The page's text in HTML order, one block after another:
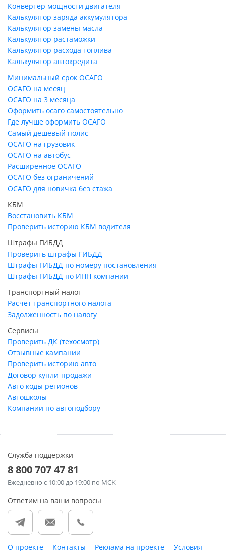
Конвертер мощности двигателя
Калькулятор заряда аккумулятора
Калькулятор замены масла
Калькулятор растаможки
Калькулятор расхода топлива
Калькулятор автокредита
Минимальный срок ОСАГО
ОСАГО на месяц
ОСАГО на 3 месяца
Оформить осаго самостоятельно
Где лучше оформить ОСАГО
Самый дешевый полис
ОСАГО на грузовик
ОСАГО на автобус
Расширенное ОСАГО
ОСАГО без ограничений
ОСАГО для новичка без стажа
КБМ
Восстановить КБМ
Проверить историю КБМ водителя
Штрафы ГИБДД
Проверить штрафы ГИБДД
Штрафы ГИБДД по номеру постановления
Штрафы ГИБДД по ИНН компании
Транспортный налог
Расчет транспортного налога
Задолженность по налогу
Сервисы
Проверить ДК (техосмотр)
Отзывные кампании
Проверить историю авто
Договор купли-продажи
Авто коды регионов
Автошколы
Компании по автоподбору
Служба поддержки
8 800 707 47 81
Ежедневно с 10:00 до 19:00 по МСК
Ответим на ваши вопросы
О проекте Контакты Реклама на проекте Условия